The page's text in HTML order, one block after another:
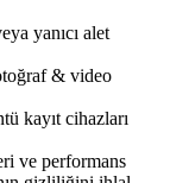
yanıcı alet
& video
kayıt cihazları
ve performans